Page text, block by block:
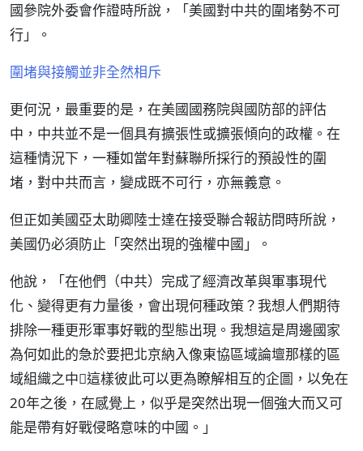
國參院外委會作證時所說，「美國對中共的圍堵勢不可
行」。
圍堵與接觸並非全然相斥
更何況，最重要的是，在美國國務院與國防部的評估
中，中共並不是一個具有擴張性或擴張傾向的政權。在
這種情況下，一種如當年對蘇聯所採行的預設性的圍
堵，對中共而言，變成既不可行，亦無義意。
但正如美國亞太助卿陸士達在接受聯合報訪問時所說，
美國仍必須防止「突然出現的強權中國」。
他說，「在他們（中共）完成了經濟改革與軍事現代
化、變得更有力量後，會出現何種政策？我想人們期待
排除一種更形軍事好戰的型態出現。我想這是周邊國家
為何如此的急於要把北京納入像東協區域論壇那樣的區
域組織之中這樣彼此可以更為瞭解相互的企圖，以免在
20年之後，在感覺上，似乎是突然出現一個強大而又可
能是帶有好戰侵略意味的中國。」